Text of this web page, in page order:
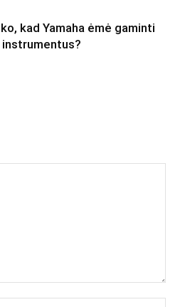
kad Yamaha ėmė gaminti